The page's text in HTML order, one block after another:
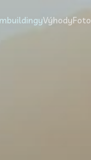
Výhody